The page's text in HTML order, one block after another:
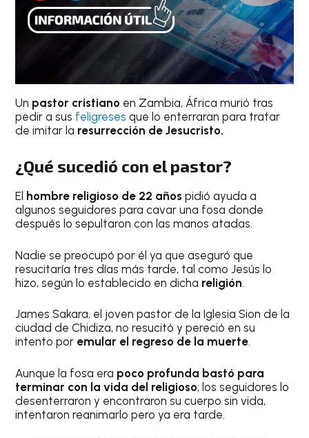
Un pastor cristiano en Zambia, África murió tras
pedir a sus feligreses que lo enterraran para tratar
de imitar la resurrección de Jesucristo.
¿Qué sucedió con el pastor?
El hombre religioso de 22 años pidió ayuda a
algunos seguidores para cavar una fosa donde
después lo sepultaron con las manos atadas.
Nadie se preocupó por él ya que aseguró que
resucitaría tres días más tarde, tal como Jesús lo
hizo, según lo establecido en dicha religión.
James Sakara, el joven pastor de la Iglesia Sion de la
ciudad de Chidiza, no resucitó y pereció en su
intento por emular el regreso de la muerte.
Aunque la fosa era poco profunda bastó para
terminar con la vida del religioso; los seguidores lo
desenterraron y encontraron su cuerpo sin vida,
intentaron reanimarlo pero ya era tarde.